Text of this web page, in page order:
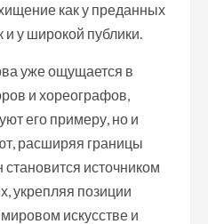
как у преданных
и у широкой публики.
уже ощущается в
и хореографов,
его примеру, но и
расширяя границы
становится источником
укрепляя позиции
искусстве и